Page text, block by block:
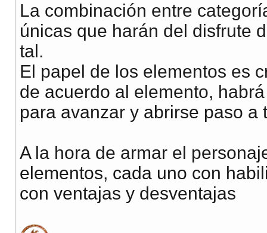
La combinación entre
únicas que harán del disfrute
tal.
El papel de los elementos es
de acuerdo al elemento,
para avanzar y abrirse paso
A la hora de armar el
elementos, cada uno con
con ventajas y desventajas